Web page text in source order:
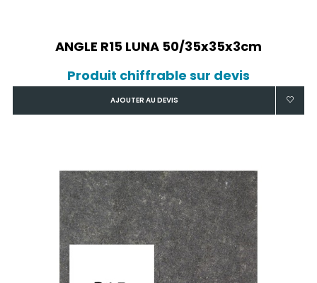
ANGLE R15 LUNA 50/35x35x3cm
Produit chiffrable sur devis
AJOUTER AU DEVIS